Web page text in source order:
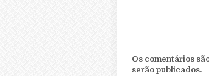
Os comentários
serão publicados.